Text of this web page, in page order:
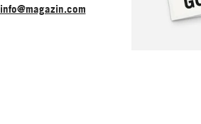
info@magazin.com